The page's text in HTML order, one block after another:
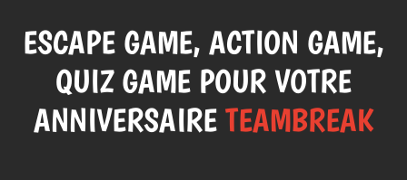
ESCAPE GAME, ACTION GAME,
QUIZ GAME POUR VOTRE
ANNIVERSAIRE TEAMBREAK